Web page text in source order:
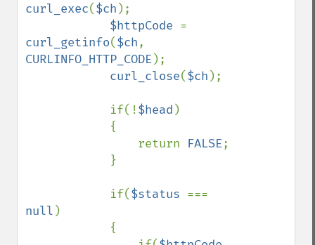
curl_exec($ch );
$httpCode
curl_getinfo($ch
CURLINFO_HTTP_CODE );
curl_close($ch );
            if(!
$head )
                return
FALSE;
            if(
$status
null )